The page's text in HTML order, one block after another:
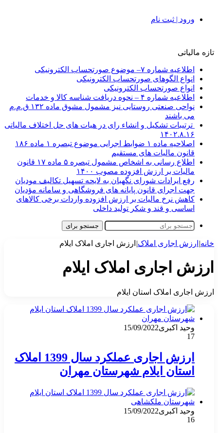
ورود | ثبت نام
تازه مالیاتی
اطلاعیه شماره ۷– موضوع صورتحساب الکترونیکی
انواع الگوهای صورتحساب الکترونیکی
انواع صورتحساب الکترونیکی
اطلاعیه شماره ۴ – نحوه دریافت شناسه کالا و خدمات
نواحی صنعتی روستایی نیز مشمول مشوق ماده ۱۳۲ ق.م.م
می باشند
ترتیبات تشکیل و انشاء رای در هیات های حل اختلاف مالیاتی
۱۴۰۲.۸.۱۶
اصلاحیه ماده ۱ ضوابط اجرایی موضوع تبصره ۱ ماده ۱۸۶
قانون مالیات های مستقیم
اطلاع رسانی به اشخاص مشمول تبصره ۵ ماده ۱۷ قانون
مالیات بر ارزش افزوده مصوب ۱۴۰۰
رفع ایرادات شورای نگهبان به لایحه تسهیل تکالیف مودیان
جهت اجرای قانون پایانه های فروشگاهی و سامانه مؤدیان
کاهش نرخ مالیات بر ارزش افزوده واردات برخی کالاهای
اساسی و قند و شکر تولید داخلی
جستجو برای
خانه| ارزش اجاری املاک| ارزش اجاری املاک ایلام
ارزش اجاری املاک ایلام
ارزش اجاری املاک استان ایلام
وحید اکبری15/09/2022
17
ارزش اجاری عملکرد سال 1399 املاک
استان ایلام شهرستان مهران
وحید اکبری15/09/2022
16